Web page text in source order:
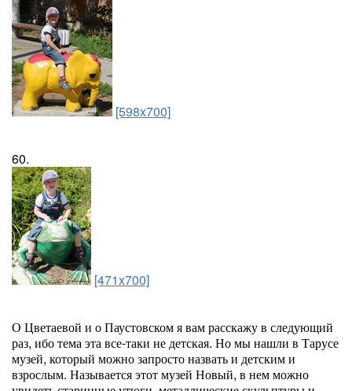
[598x700]
60.
[471x700]
О Цветаевой и о Паустовском я вам расскажу в следующий
раз, ибо тема эта все-таки не детская. Но мы нашли в Тарусе
музей, который можно запросто назвать и детским и
взрослым. Называется этот музей Новый, в нем можно